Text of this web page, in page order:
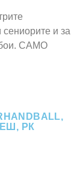
сениорите и за
бои. САМО
,
, РК